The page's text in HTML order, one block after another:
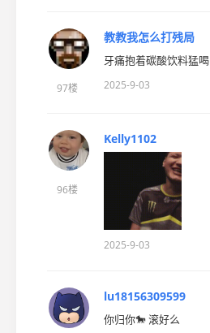
97楼
教教我怎么打残局
牙痛抱着碳酸饮料猛喝
2025-9-03
96楼
Kelly1102
2025-9-03
lu18156309599
你归你🐎 滚好么